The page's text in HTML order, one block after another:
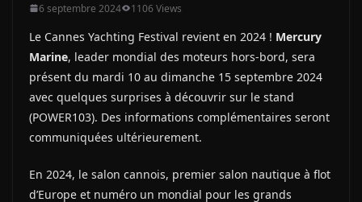
6 septembre 2024 1106 Views
Le Cannes Yachting Festival revient en 2024 ! Mercury
Marine, leader mondial des moteurs hors-bord, sera
présent du mardi 10 au dimanche 15 septembre 2024
avec quelques surprises à découvrir sur le stand
(POWER103). Des informations complémentaires seront
communiquées ultérieurement.
En 2024, le salon cannois, premier salon nautique à flot
d’Europe et numéro un mondial pour les grands